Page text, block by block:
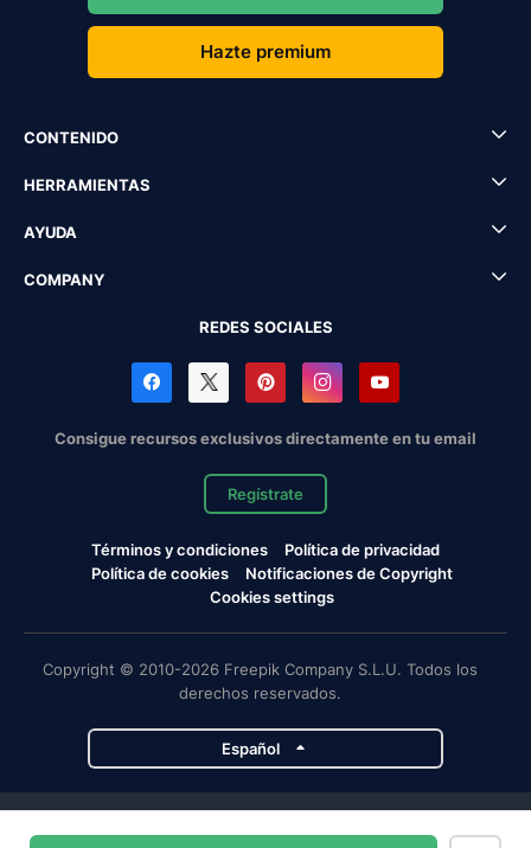
Hazte premium
CONTENIDO
HERRAMIENTAS
AYUDA
COMPANY
REDES SOCIALES
Consigue recursos exclusivos directamente en tu email
Regístrate
Términos y condiciones
Política de privacidad
Política de cookies
Notificaciones de Copyright
Cookies settings
Copyright © 2010-2026 Freepik Company S.L.U. Todos los
derechos reservados.
Español